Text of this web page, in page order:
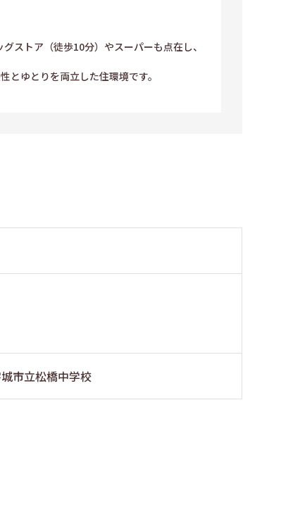
ストア（徒歩10分）やスーパーも点在し、
ゆとりを両立した住環境です。
市立松橋中学校